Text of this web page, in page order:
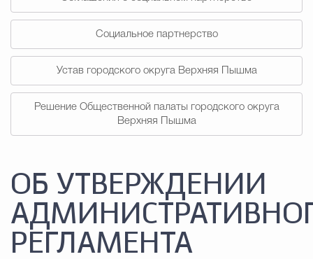
Социальное партнерство
Устав городского округа Верхняя Пышма
Решение Общественной палаты городского округа
Верхняя Пышма
ОБ УТВЕРЖДЕНИИ
РЕГЛАМЕНТА